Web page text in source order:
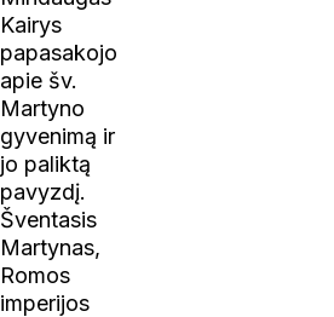
Kairys
papasakojo
apie šv.
Martyno
gyvenimą ir
jo paliktą
pavyzdį.
Šventasis
Martynas,
Romos
imperijos